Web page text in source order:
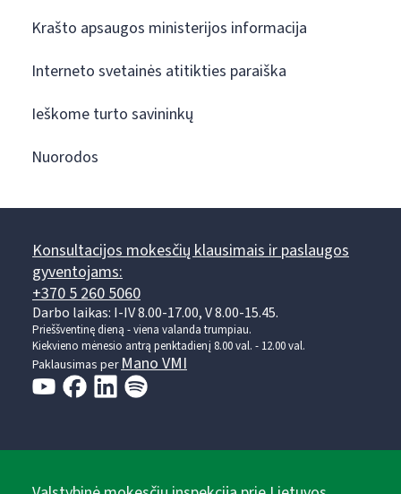
Krašto apsaugos ministerijos informacija
Interneto svetainės atitikties paraiška
Ieškome turto savininkų
Nuorodos
Konsultacijos mokesčių klausimais ir paslaugos
gyventojams:
+370 5 260 5060
Darbo laikas: I-IV 8.00-17.00, V 8.00-15.45.
Prieššventinę dieną - viena valanda trumpiau.
Kiekvieno mėnesio antrą penktadienį 8.00 val. - 12.00 val.
Paklausimas perMano VMI